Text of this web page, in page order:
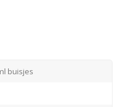
buisjes